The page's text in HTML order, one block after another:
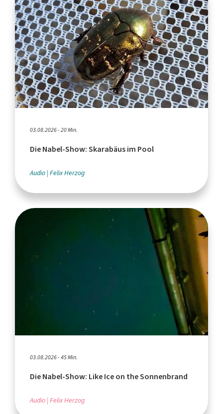
03.08.2026 - 20 Min.
Die Nabel-Show: Skarabäus im Pool
Audio Felix Herzog
03.08.2026 - 45 Min.
Die Nabel-Show: Like Ice on the Sonnenbrand
Audio Felix Herzog